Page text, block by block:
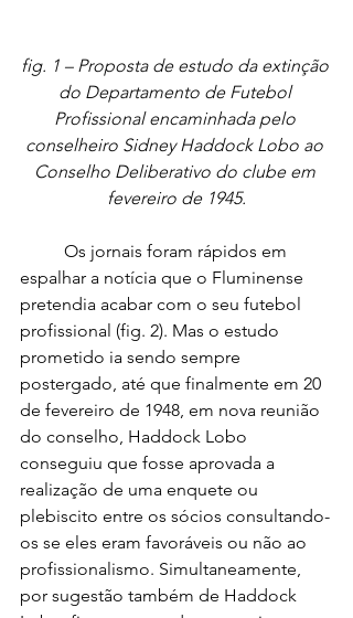
fig. 1 – Proposta de estudo da extinção
do Departamento de Futebol
Profissional encaminhada pelo
conselheiro Sidney Haddock Lobo ao
Conselho Deliberativo do clube em
fevereiro de 1945.
espalhar a notícia que o Fluminense
pretendia acabar com o seu futebol
profissional (fig. 2). Mas o estudo
prometido ia sendo sempre
postergado, até que finalmente em 20
de fevereiro de 1948, em nova reunião
do conselho, Haddock Lobo
conseguiu que fosse aprovada a
realização de uma enquete ou
plebiscito entre os sócios consultando-
os se eles eram favoráveis ou não ao
profissionalismo. Simultaneamente,
por sugestão também de Haddock